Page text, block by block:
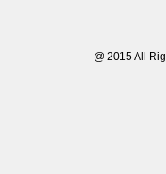
@ 2015 All